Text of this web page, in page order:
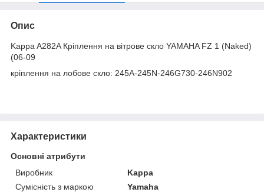
Опис
Kappa A282A Кріплення на вітрове скло YAMAHA FZ 1 (Naked)
(06-09
кріплення на лобове скло: 245A-245N-246G730-246N902
Характеристики
Основні атрибути
Виробник
Kappa
Сумісність з маркою
Yamaha